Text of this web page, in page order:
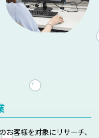
お客様を対象にリサーチ、